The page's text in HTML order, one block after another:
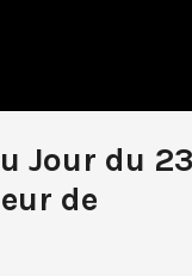
Jour du
de